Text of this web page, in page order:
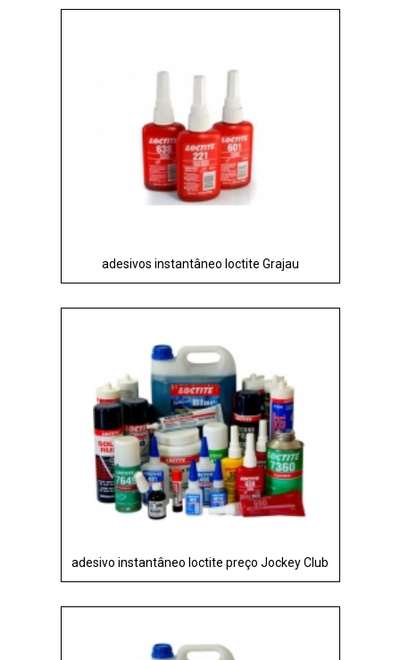
adesivos instantâneo loctite Grajau
adesivo instantâneo loctite preço Jockey Club